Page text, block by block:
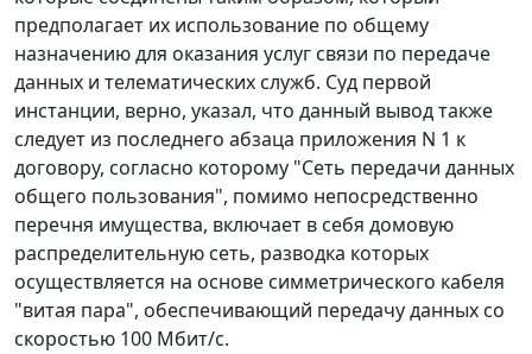
предполагает их использование по общему
назначению для оказания услуг связи по передаче
данных и телематических служб. Суд первой
инстанции, верно, указал, что данный вывод также
следует из последнего абзаца приложения N 1 к
договору, согласно которому "Сеть передачи данных
общего пользования", помимо непосредственно
перечня имущества, включает в себя домовую
распределительную сеть, разводка которых
осуществляется на основе симметрического кабеля
"витая пара", обеспечивающий передачу данных со
скоростью 100 Мбит/с.